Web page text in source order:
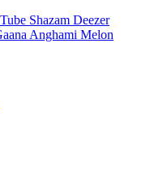
Shazam Deezer
Anghami Melon